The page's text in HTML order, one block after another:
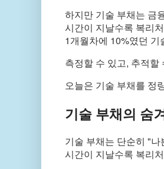
하지만 기술 부채는 금
시간이 지날수록 복리
1개월차에 10%였던
측정할 수 있고, 추적할
오늘은 기술 부채를 정
기술 부채의 숨
기술 부채는 단순히 "
시간이 지날수록 복리